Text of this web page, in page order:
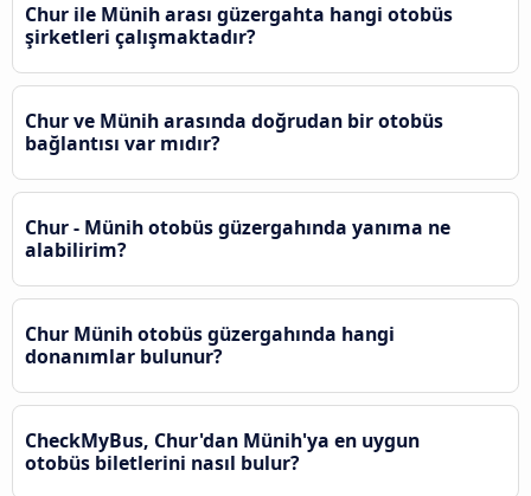
Chur ile Münih arası güzergahta hangi otobüs
şirketleri çalışmaktadır?
Chur ve Münih arasında doğrudan bir otobüs
bağlantısı var mıdır?
Chur - Münih otobüs güzergahında yanıma ne
alabilirim?
Chur Münih otobüs güzergahında hangi
donanımlar bulunur?
CheckMyBus, Chur'dan Münih'ya en uygun
otobüs biletlerini nasıl bulur?